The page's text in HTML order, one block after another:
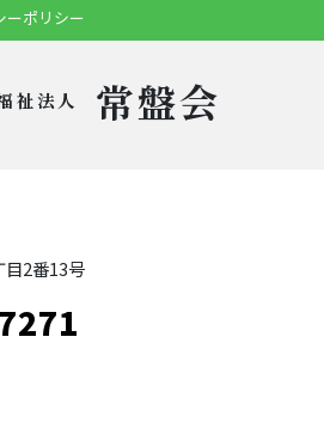
ーポリシー
祉法人 常盤会
目2番13号